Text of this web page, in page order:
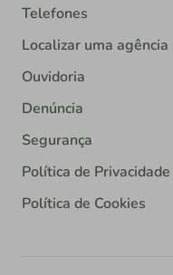
Telefones
Localizar uma agência
Ouvidoria
Denúncia
Segurança
Política de Privacidade
Política de Cookies